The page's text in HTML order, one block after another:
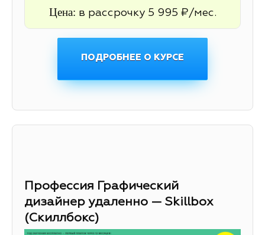
Цена: в рассрочку 5 995 ₽/мес.
ПОДРОБНЕЕ О КУРСЕ
Профессия Графический
дизайнер удаленно — Skillbox
(Скиллбокс)